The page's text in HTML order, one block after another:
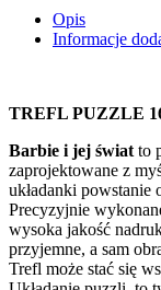
ŚWIAT
15419
Opis
Informacje
TREFL PUZZLE
Barbie i jej świat to
zaprojektowane z
układanki powstanie
Precyzyjnie
wysoka jakość
przyjemne, a sam
Trefl może stać się